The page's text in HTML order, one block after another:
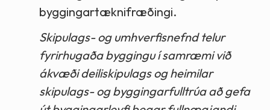
byggingartæknifræðingi.
Skipulags- og umhverfisnefnd telur
fyrirhugaða byggingu í samræmi við
ákvæði deiliskipulags og heimilar
skipulags- og byggingarfulltrúa að gefa